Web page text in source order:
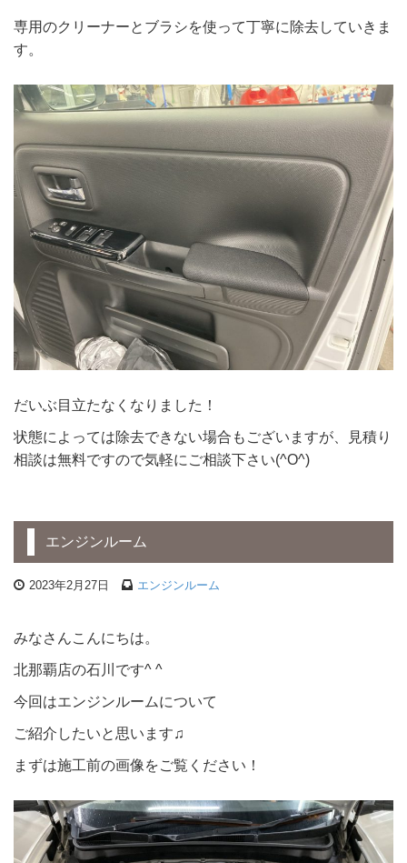
専用のクリーナーとブラシを使って丁寧に除去していきま
す。
だいぶ目立たなくなりました！
状態によっては除去できない場合もございますが、見積り
相談は無料ですので気軽にご相談下さい(^O^)
エンジンルーム
2023年2月27日 エンジンルーム
みなさんこんにちは。
北那覇店の石川です^ ^
今回はエンジンルームについて
ご紹介したいと思います♫
まずは施工前の画像をご覧ください！